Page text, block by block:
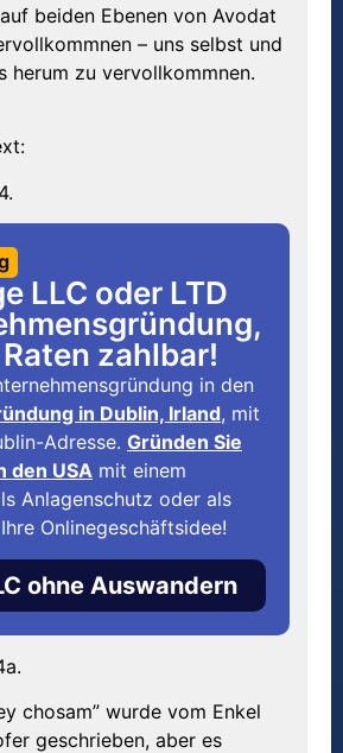
beiden Ebenen von Avodat
– uns selbst und
herum zu vervollkommnen.
LLC oder LTD
zahlbar!
in den
in Dublin, Irland, mit
Adresse. Gründen Sie
den USA mit einem
Anlagenschutz oder als
Onlinegeschäftsidee!
ohne Auswandern
chosam” wurde vom Enkel
geschrieben, aber es